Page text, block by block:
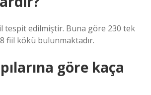
tespit edilmiştir. Buna göre 230 tek
fiil kökü bulunmaktadır.
göre kaça